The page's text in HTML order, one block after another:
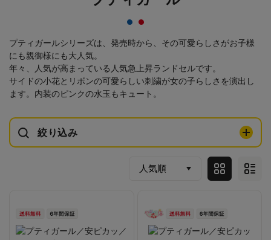
プティガールシリーズは、発売時から、その可愛らしさがお子様
にも親御様にも大人気。
年々、人気が高まっている人気急上昇ランドセルです。
サイドの小花とリボンの可愛らしい刺繍が女の子らしさを演出し
ます。内装のピンクの水玉もキュート。
絞り込み